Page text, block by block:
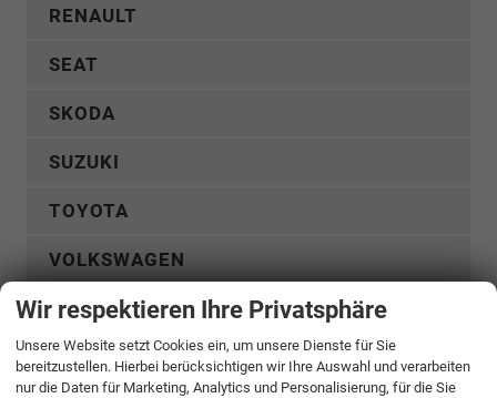
RENAULT
SEAT
SKODA
SUZUKI
TOYOTA
VOLKSWAGEN
VOLVO
WEITERE
Wir respektieren Ihre Privatsphäre
Unsere Website setzt Cookies ein, um unsere Dienste für Sie
bereitzustellen. Hierbei berücksichtigen wir Ihre Auswahl und verarbeiten
nur die Daten für Marketing, Analytics und Personalisierung, für die Sie